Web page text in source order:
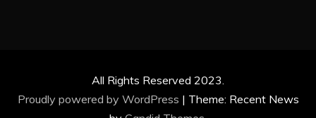
All Rights Reserved 2023.
Proudly powered by WordPress | Theme: Recent News